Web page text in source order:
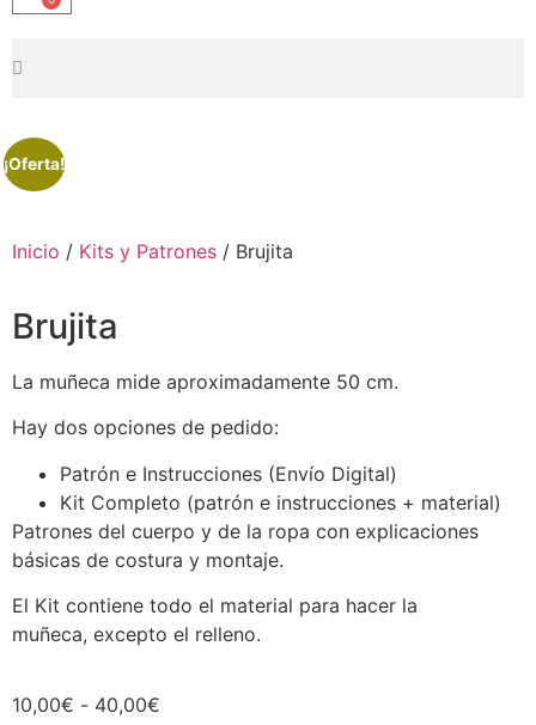
¡Oferta!
Inicio / Kits y Patrones / Brujita
Brujita
La muñeca mide aproximadamente 50 cm.
Hay dos opciones de pedido:
Patrón e Instrucciones (Envío Digital)
Kit Completo (patrón e instrucciones + material)
Patrones del cuerpo y de la ropa con explicaciones
básicas de costura y montaje.
El Kit contiene todo el material para hacer la
muñeca, excepto el relleno.
10,00€ - 40,00€